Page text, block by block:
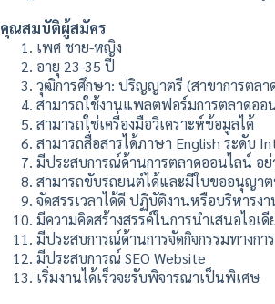
คุณสมบัติผู้สมัคร
เพศ ชาย-หญิง
อายุ 23-35 ปี
วุฒิการศึกษา: ปริญญาตรี (สาขาการตลา
สามารถใช้งานแพลตฟอร์มการตลาดออน
สามารถใช่เครื่องมือวิเคราะห์ข้อมูลได้
สามารถสื่อสารได้ภาษา English ระดับ
มีประสบการณ์ด้านการตลาดออนไลน์ อ
สามารถขับรถยนต์ได้และมีใบขออนุญา
จัดสรรเวลาได้ดี ปฏิบัติงานหรือบริหารง
มีความคิดสร้างสรรค์ในการนำเสนอไอ
มีประสบการณ์ด้านการจัดกิจกรรมทางก
มีประสบการณ์ SEO Website
เริ่มงานได้เร็วจะรับพิจารณาเป็นพิเศษ